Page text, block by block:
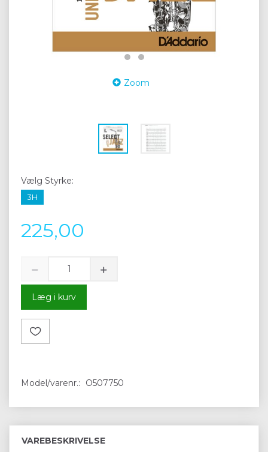
Zoom
Vælg Styrke:
3H
225,00
Læg i kurv
Model/varenr.: O507750
VAREBESKRIVELSE